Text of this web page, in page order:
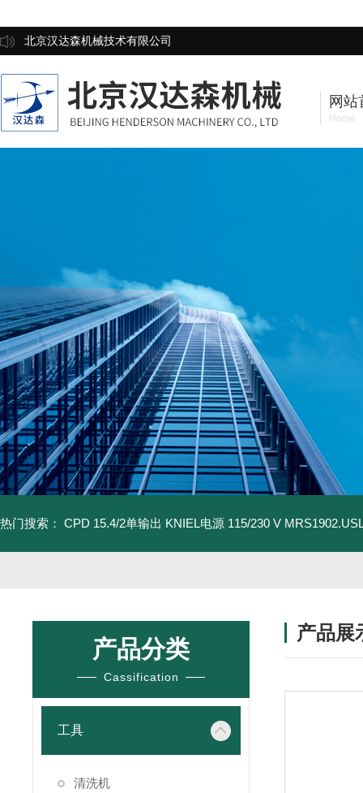
北京汉达森机械技术有限公司
网站
Home
热门搜索： CPD 15.4/2单输出 KNIEL电源 115/230 V
产品分类
Cassification
工具
清洗机
产品展